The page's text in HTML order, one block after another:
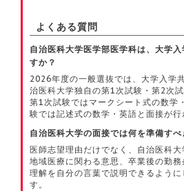
よくある質問
自治医科大学医学部医学科は、大学
すか？
2026年度の一般選抜では、大学入学
治医科大学独自の第1次試験・第2次
第1次試験ではマークシート式の数学
験では記述式の数学・英語と面接が行
自治医科大学の面接では何を準備すべ
医師志望理由だけでなく、自治医科
地域医療に関わる意思、卒業後の勤
理解を自分の言葉で説明できるよう
す。